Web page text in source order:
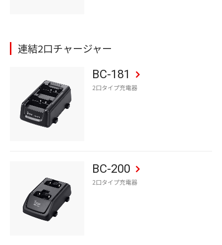
連結2口チャージャー
BC-181
2口タイプ充電器
BC-200
2口タイプ充電器